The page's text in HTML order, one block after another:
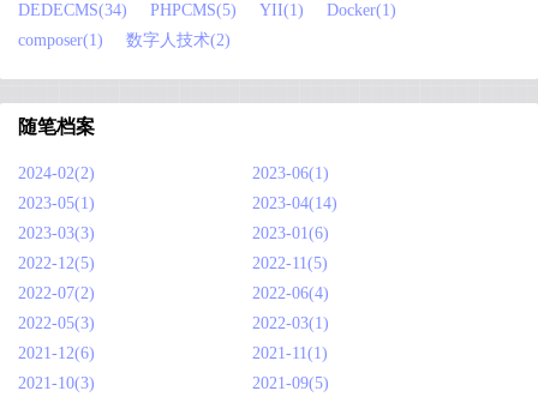
DEDECMS(34)
PHPCMS(5) YII(1)
Docker(1)
composer(1)
数字人技术(2)
随笔档案
2024-02(2)
2023-06(1)
2023-05(1)
2023-04(14)
2023-03(3)
2023-01(6)
2022-12(5)
2022-11(5)
2022-07(2)
2022-06(4)
2022-05(3)
2022-03(1)
2021-12(6)
2021-11(1)
2021-10(3)
2021-09(5)